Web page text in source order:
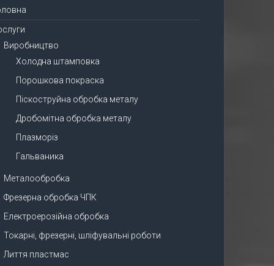
Виробництво
Холодна штамповка
Порошкова покраска
Піскоструйна обробка металу
Дробомітна обробка металу
Плазморіз
Гальваника
Металообробка
Фрезерна обробка ЧПК
Електроерозійна обробка
Токарні, фрезерні, шліфувальні роботи
Лиття пластмас